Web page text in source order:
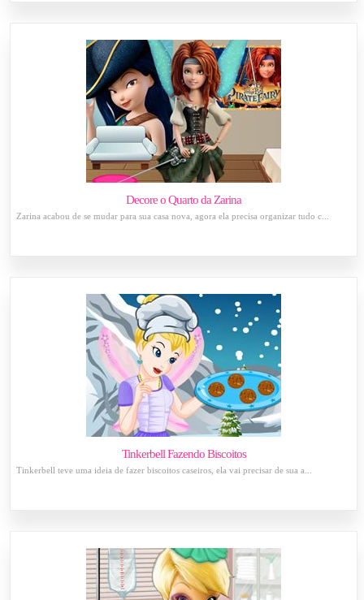
Decore o Quarto da Zarina
Zarina acabou de se mudar para sua casa nova, agora ela precisa organizar tudo c...
Tinkerbell Fazendo Biscoitos
Tinkerbell teve uma ideia de fazer biscoitos caseiros, ela vai precisar de sua a...